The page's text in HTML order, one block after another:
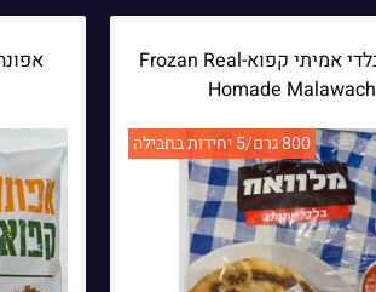
הערות נוספות:
מלוואח בלדי אמיתי קפוא-Frozan Real
Homade Malawach
800 גרם/5 יחידות בחבילה